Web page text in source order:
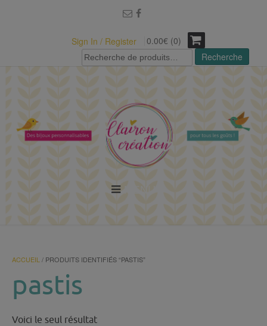
Sign In / Register
0.00€ (0)
Recherche
pour :
Recherche
ACCUEIL / PRODUITS IDENTIFIÉS “PASTIS”
pastis
Voici le seul résultat